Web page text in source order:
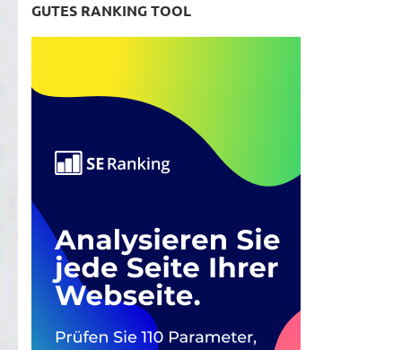
GUTES RANKING TOOL